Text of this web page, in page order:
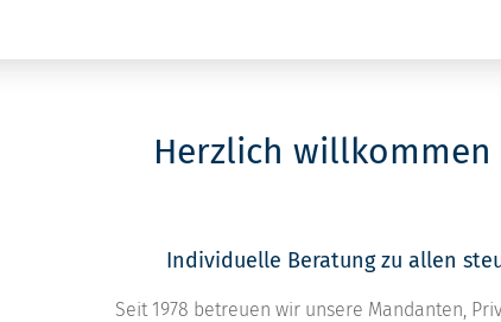
Herzlich
Individuelle Beratung zu allen
Seit 1978 betreuen wir unsere Mandanten,